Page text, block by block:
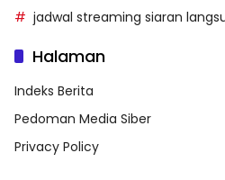
jadwal streaming siaran
Halaman
Indeks Berita
Pedoman Media Siber
Privacy Policy